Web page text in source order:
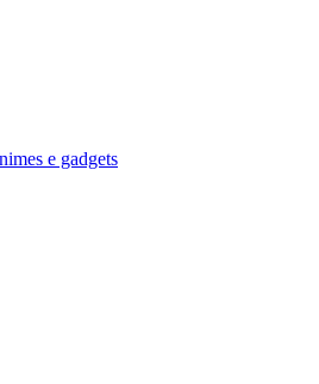
e gadgets